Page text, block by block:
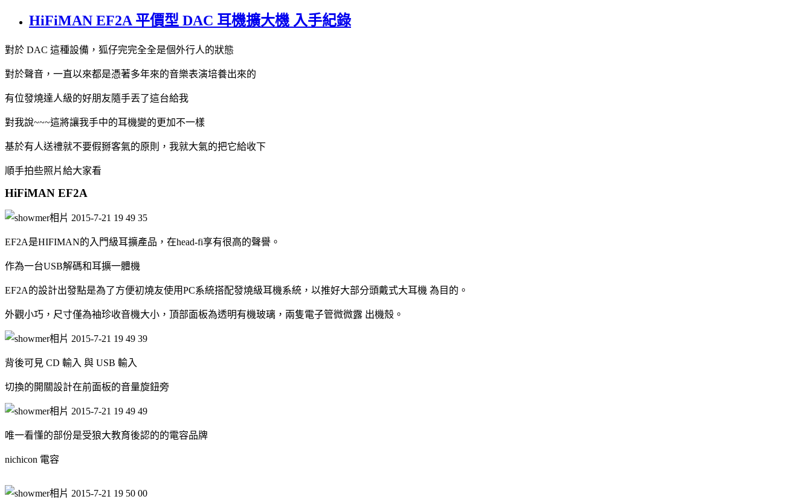
HiFiMAN EF2A 平價型 DAC 耳機擴大機 入手紀錄
對於 DAC 這種設備，狐仔完完全全是個外行人的狀態
對於聲音，一直以來都是憑著多年來的音樂表演培養出來的
有位發燒達人級的好朋友隨手丟了這台給我
對我說~~~這將讓我手中的耳機變的更加不一樣
基於有人送禮就不要假掰客氣的原則，我就大氣的把它給收下
順手拍些照片給大家看
HiFiMAN EF2A
EF2A是HIFIMAN的入門級耳擴產品，在head-fi享有很高的聲譽。
作為一台USB解碼和耳擴一體機
EF2A的設計出發點是為了方便初燒友使用PC系統搭配發燒級耳機系統，以推好大部分頭戴式大耳機 為目的。
外觀小巧，尺寸僅為袖珍收音機大小，頂部面板為透明有機玻璃，兩隻電子管微微露 出機殼。
背後可見 CD 輸入 與 USB 輸入
切換的開關設計在前面板的音量旋鈕旁
唯一看懂的部份是受狼大教育後認的的電容品牌
nichicon 電容